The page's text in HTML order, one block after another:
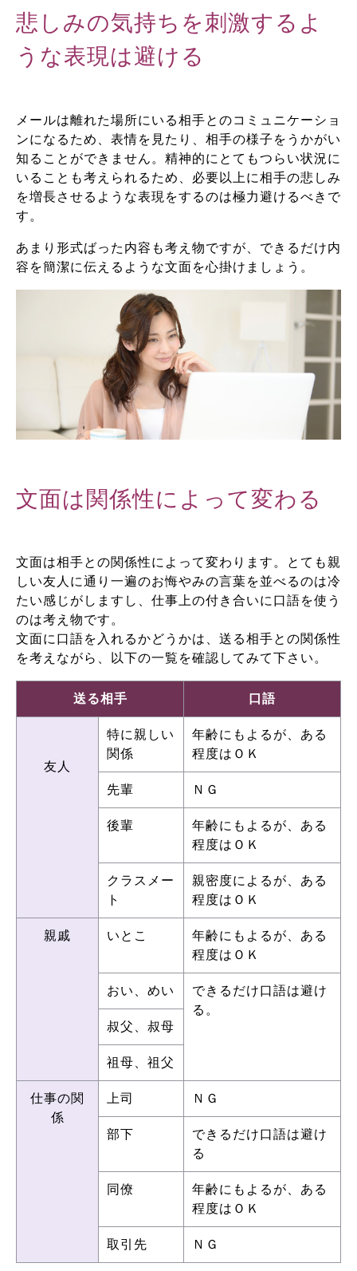
悲しみの気持ちを刺激するよ
うな表現は避ける
メールは離れた場所にいる相手とのコミュニケーショ
ンになるため、表情を見たり、相手の様子をうかがい
知ることができません。精神的にとてもつらい状況に
いることも考えられるため、必要以上に相手の悲しみ
を増長させるような表現をするのは極力避けるべきで
す。
あまり形式ばった内容も考え物ですが、できるだけ内
容を簡潔に伝えるような文面を心掛けましょう。
文面は関係性によって変わる
文面は相手との関係性によって変わります。とても親
しい友人に通り一遍のお悔やみの言葉を並べるのは冷
たい感じがしますし、仕事上の付き合いに口語を使う
のは考え物です。
文面に口語を入れるかどうかは、送る相手との関係性
を考えながら、以下の一覧を確認してみて下さい。
送る相手 口語
友人
特に親しい
関係
年齢にもよるが、ある
程度はＯＫ
先輩 ＮＧ
後輩
年齢にもよるが、ある
程度はＯＫ
クラスメー
ト
親密度によるが、ある
程度はＯＫ
親戚 いとこ
年齢にもよるが、ある
程度はＯＫ
おい、めい
できるだけ口語は避け
る。
叔父、叔母
祖母、祖父
仕事の関
係
上司 ＮＧ
部下
できるだけ口語は避け
る
同僚
年齢にもよるが、ある
程度はＯＫ
取引先 ＮＧ